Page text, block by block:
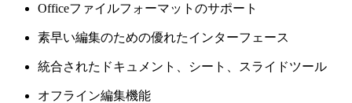
Officeファイルフォーマットのサポート
素早い編集のための優れたインターフェース
統合されたドキュメント、シート、スライドツール
オフライン編集機能